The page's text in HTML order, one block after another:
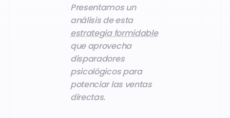
Presentamos un
análisis de esta
estrategia formidable
que aprovecha
disparadores
psicológicos para
potenciar las ventas
directas.